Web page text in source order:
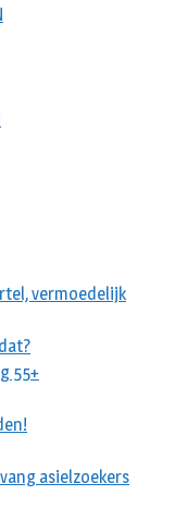
vermoedelijk
55+
asielzoekers